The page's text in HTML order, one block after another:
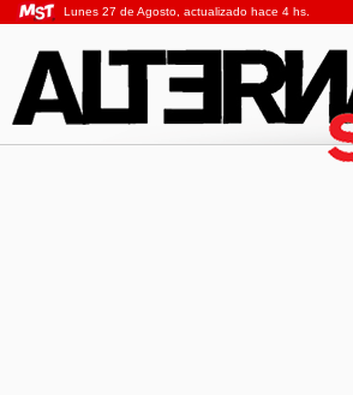
Lunes 27 de Agosto, actualizado hace 4 hs.